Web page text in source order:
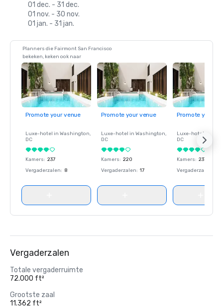
01 dec. - 31 dec.
01 nov. - 30 nov.
01 jan. - 31 jan.
Planners die Fairmont San Francisco
bekeken, keken ook naar
Promote your venue
Luxe-hotel in Washington,
DC
Kamers: 237
Vergaderzalen: 8
Promote your venue
Luxe-hotel in Washington,
DC
Kamers: 220
Vergaderzalen: 17
Promote your
Luxe-hotel in
DC
Kamers: 237
Vergaderzalen
Vergaderzalen
Totale vergaderruimte
72.000 ft²
Grootste zaal
11.362 ft²